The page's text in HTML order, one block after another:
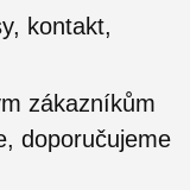
kontakt,
zákazníkům
doporučujeme